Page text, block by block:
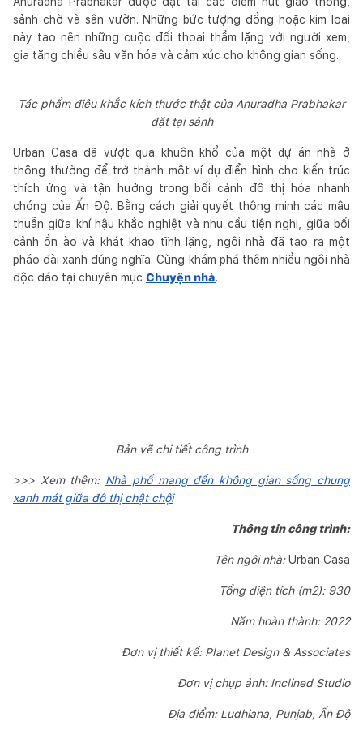
sảnh chờ và sân vườn. Những bức tượng đồng hoặc kim loại
này tạo nên những cuộc đối thoại thầm lặng với người xem,
gia tăng chiều sâu văn hóa và cảm xúc cho không gian sống.
Tác phẩm điêu khắc kích thước thật của Anuradha Prabhakar
đặt tại sảnh
Urban Casa đã vượt qua khuôn khổ của một dự án nhà ở
thông thường để trở thành một ví dụ điển hình cho kiến trúc
thích ứng và tận hưởng trong bối cảnh đô thị hóa nhanh
chóng của Ấn Độ. Bằng cách giải quyết thông minh các mâu
thuẫn giữa khí hậu khắc nghiệt và nhu cầu tiện nghi, giữa bối
cảnh ồn ào và khát khao tĩnh lặng, ngôi nhà đã tạo ra một
pháo đài xanh đúng nghĩa. Cùng khám phá thêm nhiều ngôi nhà
độc đáo tại chuyên mục Chuyện nhà.
Bản vẽ chi tiết công trình
>>> Xem thêm: Nhà phố mang đến không gian sống chung
xanh mát giữa đô thị chật chội
Thông tin công trình:
Tên ngôi nhà:Urban Casa
Tổng diện tích (m2): 930
Năm hoàn thành: 2022
Đơn vị thiết kế: Planet Design & Associates
Đơn vị chụp ảnh: Inclined Studio
Địa điểm: Ludhiana, Punjab, Ấn Độ